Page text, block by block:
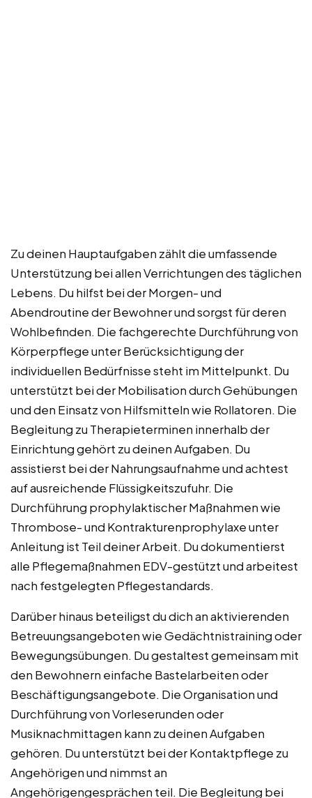
Zu deinen Hauptaufgaben zählt die umfassende
Unterstützung bei allen Verrichtungen des täglichen
Lebens. Du hilfst bei der Morgen- und
Abendroutine der Bewohner und sorgst für deren
Wohlbefinden. Die fachgerechte Durchführung von
Körperpflege unter Berücksichtigung der
individuellen Bedürfnisse steht im Mittelpunkt. Du
unterstützt bei der Mobilisation durch Gehübungen
und den Einsatz von Hilfsmitteln wie Rollatoren. Die
Begleitung zu Therapieterminen innerhalb der
Einrichtung gehört zu deinen Aufgaben. Du
assistierst bei der Nahrungsaufnahme und achtest
auf ausreichende Flüssigkeitszufuhr. Die
Durchführung prophylaktischer Maßnahmen wie
Thrombose- und Kontrakturenprophylaxe unter
Anleitung ist Teil deiner Arbeit. Du dokumentierst
alle Pflegemaßnahmen EDV-gestützt und arbeitest
nach festgelegten Pflegestandards.
Darüber hinaus beteiligst du dich an aktivierenden
Betreuungsangeboten wie Gedächtnistraining oder
Bewegungsübungen. Du gestaltest gemeinsam mit
den Bewohnern einfache Bastelarbeiten oder
Beschäftigungsangebote. Die Organisation und
Durchführung von Vorleserunden oder
Musiknachmittagen kann zu deinen Aufgaben
gehören. Du unterstützt bei der Kontaktpflege zu
Angehörigen und nimmst an
Angehörigengesprächen teil. Die Begleitung bei